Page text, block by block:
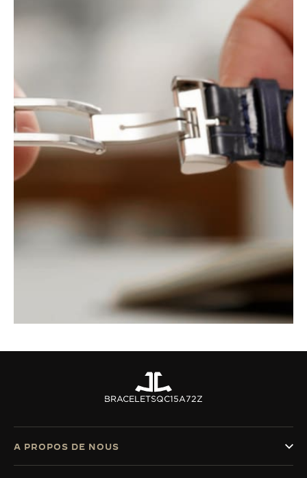
BRACELETSQC15A72Z
A PROPOS DE NOUS